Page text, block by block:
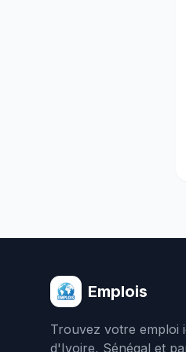
Emplois
Trouvez votre emploi
d'Ivoire, Sénégal et